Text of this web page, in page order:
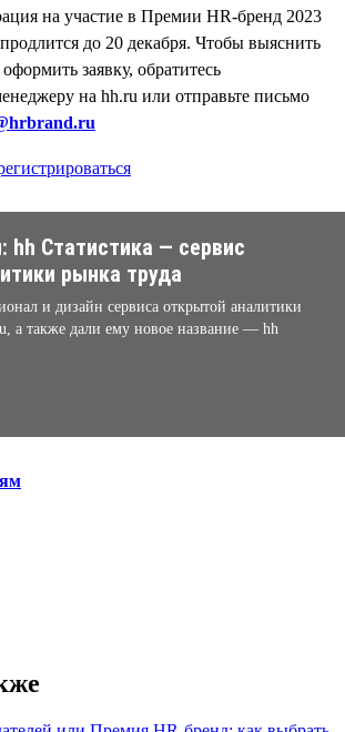
на участие в Премии HR-бренд 2023
до 20 декабря. Чтобы выяснить
заявку, обратитесь
на hh.ru или отправьте письмо
hh Cтатистика — сервис
рынка труда
и дизайн сервиса открытой аналитики
а также дали ему новое название — hh